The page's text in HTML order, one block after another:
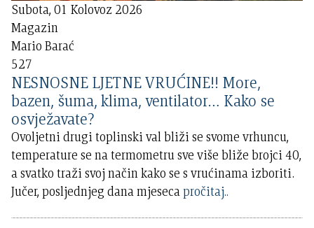
Subota, 01 Kolovoz 2026
Magazin
Mario Barać
527
NESNOSNE LJETNE VRUĆINE!! More,
bazen, šuma, klima, ventilator… Kako se
osvježavate?
Ovoljetni drugi toplinski val bliži se svome vrhuncu,
temperature se na termometru sve više bliže brojci 40,
a svatko traži svoj način kako se s vrućinama izboriti.
Jučer, posljednjeg dana mjesecapročitaj..